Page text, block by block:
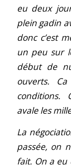
eu deux
plein gadin
donc c’est
un peu sur
début de
ouverts.
conditions.
avale les
La
passée, on
fait. On a eu